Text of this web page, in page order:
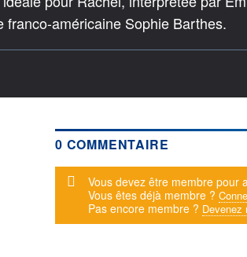
franco-américaine Sophie Barthes.
0 COMMENTAIRE
Message d'alerte
Vous devez être membre pour
Vous êtes déjà membre ?
Pas encore membre ? Devenez